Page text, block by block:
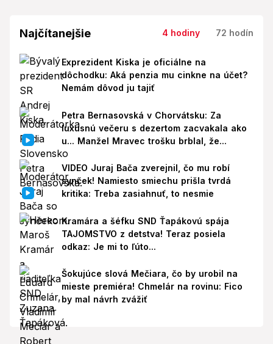
Najčítanejšie 4 hodiny 72 hodín
Exprezident Kiska je oficiálne na
dôchodku: Aká penzia mu cinkne na účet?
Nemám dôvod ju tajiť
Petra Bernasovská v Chorvátsku: Za
luxusnú večeru s dezertom zacvakala ako
u... Manžel Mravec trošku brblal, že...
VIDEO Juraj Bača zverejnil, čo mu robí
synček! Namiesto smiechu prišla tvrdá
kritika: Treba zasiahnuť, to nesmie
Kramára a šéfku SND Ťapákovú spája
TAJOMSTVO z detstva! Teraz posiela
odkaz: Je mi to ľúto...
Šokujúce slová Mečiara, čo by urobil na
mieste premiéra! Chmelár na rovinu: Fico
by mal návrh zvážiť